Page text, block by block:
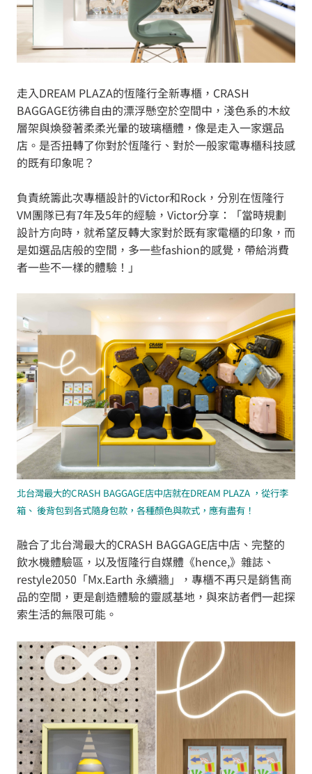
走入DREAM PLAZA的恆隆行全新專櫃，CRASH
BAGGAGE彷彿自由的漂浮懸空於空間中，淺色系的木紋
層架與煥發著柔柔光暈的玻璃櫃體，像是走入一家選品
店。是否扭轉了你對於恆隆行、對於一般家電專櫃科技感
的既有印象呢？
負責統籌此次專櫃設計的Victor和Rock，分別在恆隆行
VM團隊已有7年及5年的經驗，Victor分享：「當時規劃
設計方向時，就希望反轉大家對於既有家電櫃的印象，而
是如選品店般的空間，多一些fashion的感覺，帶給消費
者一些不一樣的體驗！」
北台灣最大的CRASH BAGGAGE店中店就在DREAM PLAZA ，從行李
箱、 後背包到各式隨身包款，各種顏色與款式，應有盡有！
融合了北台灣最大的CRASH BAGGAGE店中店、完整的
飲水機體驗區，以及恆隆行自媒體《hence,》雜誌、
restyle2050「Mx.Earth 永續牆」，專櫃不再只是銷售商
品的空間，更是創造體驗的靈感基地，與來訪者們一起探
索生活的無限可能。